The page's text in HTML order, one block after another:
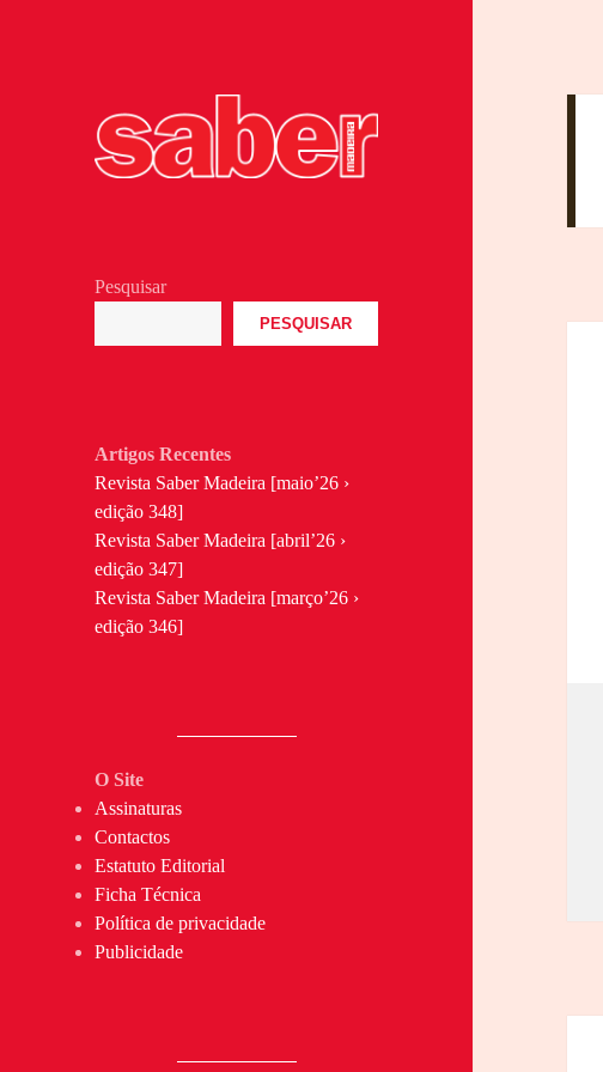
Pesquisar
PESQUISAR
Artigos Recentes
Revista Saber Madeira [maio’26 ›
edição 348]
Revista Saber Madeira [abril’26 ›
edição 347]
Revista Saber Madeira [março’26 ›
edição 346]
O Site
Assinaturas
Contactos
Estatuto Editorial
Ficha Técnica
Política de privacidade
Publicidade